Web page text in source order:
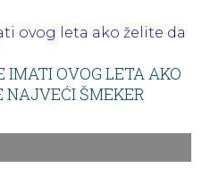
IMATI OVOG LETA AKO
NAJVEĆI ŠMEKER